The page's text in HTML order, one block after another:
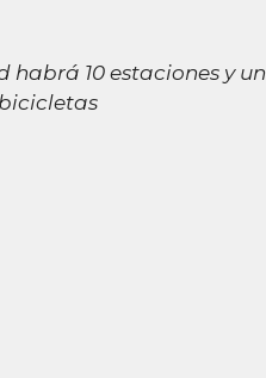
habrá 10 estaciones y un